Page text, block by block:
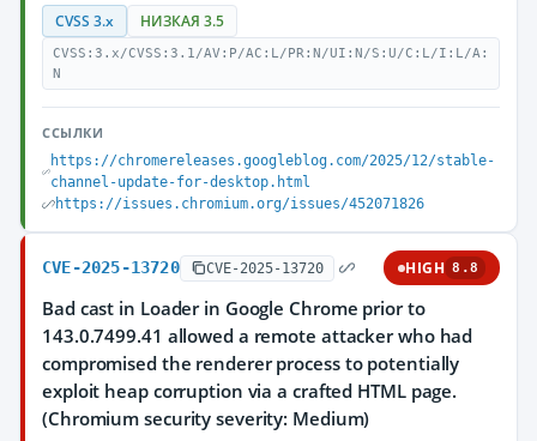
CVSS 3.x НИЗКАЯ 3.5
CVSS:3.x/CVSS:3.1/AV:P/AC:L/PR:N/UI:N/S:U/C:L/I:L/A:
N
ССЫЛКИ
https://chromereleases.googleblog.com/2025/12/stable-
channel-update-for-desktop.html
https://issues.chromium.org/issues/452071826
CVE-2025-13720 CVE-2025-13720 HIGH 8.8
Bad cast in Loader in Google Chrome prior to
143.0.7499.41 allowed a remote attacker who had
compromised the renderer process to potentially
exploit heap corruption via a crafted HTML page.
(Chromium security severity: Medium)